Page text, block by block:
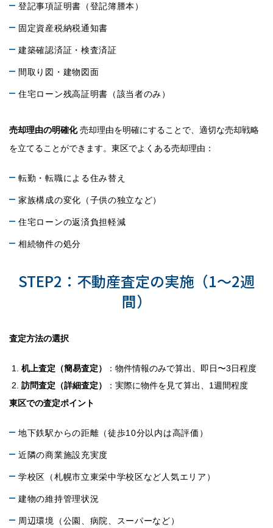
登記事項証明書（登記簿謄本）
固定資産税納税通知書
建築確認済証・検査済証
間取り図・建物図面
住宅ローン残高証明書（該当者のみ）
売却理由の明確化売却理由を明確にすることで、適切な売却戦略
を立てることができます。東区でよくある売却理由：
転勤・転職による住み替え
家族構成の変化（子供の独立など）
住宅ローンの返済負担軽減
相続物件の処分
STEP2：不動産査定の実施（1〜2週
間）
査定方法の選択
机上査定（簡易査定）
：物件情報のみで算出、即日〜3日程度
訪問査定（詳細査定）
：実際に物件を見て算出、1週間程度
東区での査定ポイント
地下鉄駅からの距離（徒歩10分以内は高評価）
近隣の商業施設充実度
学校区（札幌市立東栄中学校区など人気エリア）
建物の維持管理状況
周辺環境（公園、病院、スーパーなど）